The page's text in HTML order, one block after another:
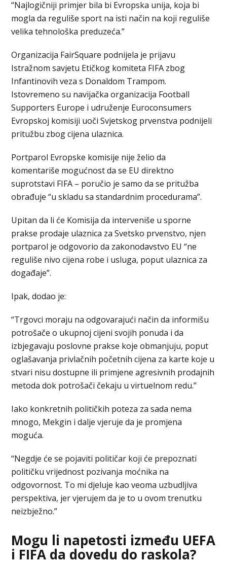
“Najlogičniji primjer bila bi Evropska unija, koja bi
mogla da reguliše sport na isti način na koji reguliše
velika tehnološka preduzeća.”
Organizacija FairSquare podnijela je prijavu
Istražnom savjetu Etičkog komiteta FIFA zbog
Infantinovih veza s Donaldom Trampom.
Istovremeno su navijačka organizacija Football
Supporters Europe i udruženje Euroconsumers
Evropskoj komisiji uoči Svjetskog prvenstva podnijeli
pritužbu zbog cijena ulaznica.
Portparol Evropske komisije nije želio da
komentariše mogućnost da se EU direktno
suprotstavi FIFA – poručio je samo da se pritužba
obrađuje “u skladu sa standardnim procedurama”.
Upitan da li će Komisija da interveniše u sporne
prakse prodaje ulaznica za Svetsko prvenstvo, njen
portparol je odgovorio da zakonodavstvo EU “ne
reguliše nivo cijena robe i usluga, poput ulaznica za
događaje”.
Ipak, dodao je:
“Trgovci moraju na odgovarajući način da informišu
potrošače o ukupnoj cijeni svojih ponuda i da
izbjegavaju poslovne prakse koje obmanjuju, poput
oglašavanja privlačnih početnih cijena za karte koje u
stvari nisu dostupne ili primjene agresivnih prodajnih
metoda dok potrošači čekaju u virtuelnom redu.”
Iako konkretnih političkih poteza za sada nema
mnogo, Mekgin i dalje vjeruje da je promjena
moguća.
“Negdje će se pojaviti političar koji će prepoznati
političku vrijednost pozivanja moćnika na
odgovornost. To mi djeluje kao veoma uzbudljiva
perspektiva, jer vjerujem da je to u ovom trenutku
neizbježno.”
Mogu li napetosti između UEFA
i FIFA da dovedu do raskola?